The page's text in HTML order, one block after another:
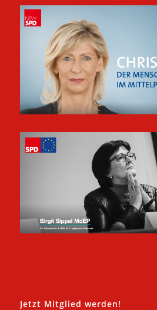
Jetzt Mitglied werden!